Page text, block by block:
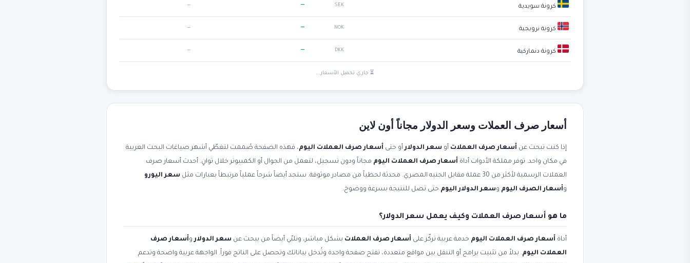
كرونة سويدية SEK
—
—
كرونة نرويجية NOK
—
—
كرونة دنماركية DKK
—
—
⏳ جاري تحميل الأسعار...
أسعار صرف العملات وسعر الدولار مجاناً أون لاين
إذا كنت تبحث عن أسعار صرف العملات أو سعر الدولارأو حتى أسعار صرف العملات اليوم، فهذه الصفحة صُممت لتغطّي أشهر صياغات البحث العربية
في مكان واحد. توفر مملكة الأدوات أداة أسعار صرف العملات اليوم مجاناً ودون تسجيل، لتعمل من الجوال أو الكمبيوتر خلال ثوانٍ. أحدث أسعار صرف
العملات الرسمية لأكثر من 30 عملة مقابل الجنيه المصري. محدثة لحظياً من مصادر موثوقة. ستجد أيضاً شرحاً عملياً مرتبطاً بعبارات مثل
سعر اليورو
وأسعار الصرف اليوم وسعر الدولار اليوم حتى تصل للنتيجة بسرعة ووضوح.
ما هو أسعار صرف العملات وكيف يعمل سعر الدولار؟
أداة أسعار صرف العملات اليوم خدمة عربية تركّز على أسعار صرف العملات بشكل مباشر، وتلبّي أيضاً من يبحث عن سعر الدولاروأسعار صرف
العملات اليوم. بدلاً من تثبيت برامج أو التنقل بين مواقع متعددة، تفتح صفحة واحدة وتُدخل بياناتك وتحصل على الناتج فوراً. الواجهة عربية واضحة وتدعم